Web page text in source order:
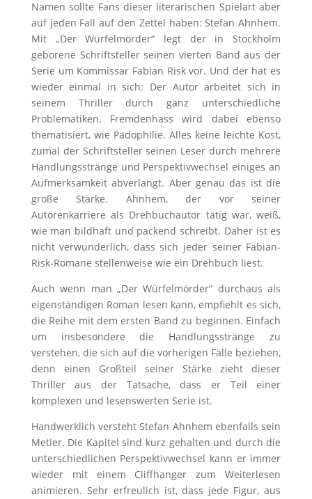
Namen sollte Fans dieser literarischen Spielart aber
auf jeden Fall auf den Zettel haben: Stefan Ahnhem.
Mit „Der Würfelmörder“ legt der in Stockholm
geborene Schriftsteller seinen vierten Band aus der
Serie um Kommissar Fabian Risk vor. Und der hat es
wieder einmal in sich: Der Autor arbeitet sich in
seinem Thriller durch ganz unterschiedliche
Problematiken. Fremdenhass wird dabei ebenso
thematisiert, wie Pädophilie. Alles keine leichte Kost,
zumal der Schriftsteller seinen Leser durch mehrere
Handlungsstränge und Perspektivwechsel einiges an
Aufmerksamkeit abverlangt. Aber genau das ist die
große Stärke. Ahnhem, der vor seiner
Autorenkarriere als Drehbuchautor tätig war, weiß,
wie man bildhaft und packend schreibt. Daher ist es
nicht verwunderlich, dass sich jeder seiner Fabian-
Risk-Romane stellenweise wie ein Drehbuch liest.
Auch wenn man „Der Würfelmörder“ durchaus als
eigenständigen Roman lesen kann, empfiehlt es sich,
die Reihe mit dem ersten Band zu beginnen. Einfach
um insbesondere die Handlungsstränge zu
verstehen, die sich auf die vorherigen Fälle beziehen,
denn einen Großteil seiner Stärke zieht dieser
Thriller aus der Tatsache, dass er Teil einer
komplexen und lesenswerten Serie ist.
Handwerklich versteht Stefan Ahnhem ebenfalls sein
Metier. Die Kapitel sind kurz gehalten und durch die
unterschiedlichen Perspektivwechsel kann er immer
wieder mit einem Cliffhanger zum Weiterlesen
animieren. Sehr erfreulich ist, dass jede Figur, aus